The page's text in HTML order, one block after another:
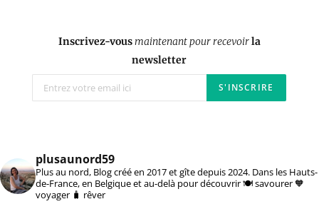
Inscrivez-vousmaintenant pour recevoirla
newsletter
plusaunord59
Plus au nord, Blog créé en 2017 et gîte depuis 2024. Dans les Hauts-
de-France, en Belgique et au-delà pour découvrir 🍽️ savourer 🧡
voyager 🧳 rêver